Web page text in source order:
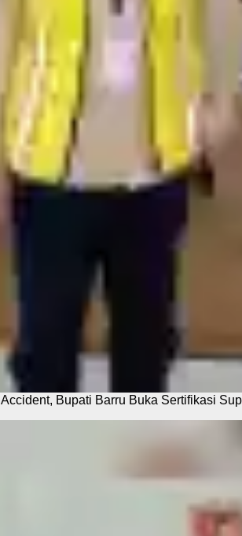
Bupati Barru Buka Sertifikasi